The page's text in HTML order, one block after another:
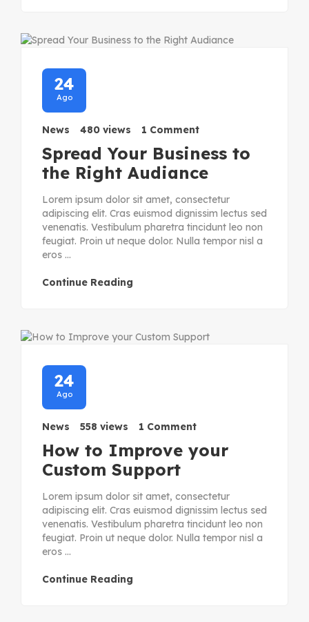
24
Ago
News 480 views 1 Comment
Spread Your Business to
the Right Audiance
Lorem ipsum dolor sit amet, consectetur
adipiscing elit. Cras euismod dignissim lectus sed
venenatis. Vestibulum pharetra tincidunt leo non
feugiat. Proin ut neque dolor. Nulla tempor nisl a
eros ...
Continue Reading
24
Ago
News 558 views 1 Comment
How to Improve your
Custom Support
Lorem ipsum dolor sit amet, consectetur
adipiscing elit. Cras euismod dignissim lectus sed
venenatis. Vestibulum pharetra tincidunt leo non
feugiat. Proin ut neque dolor. Nulla tempor nisl a
eros ...
Continue Reading